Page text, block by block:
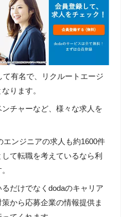
有名で、リクルートエージ
ります。
チャーなど、様々な求人を
エンジニアの求人も約1600件
て転職を考えているなら利
だけでなくdodaのキャリア
から応募企業の情報提供ま